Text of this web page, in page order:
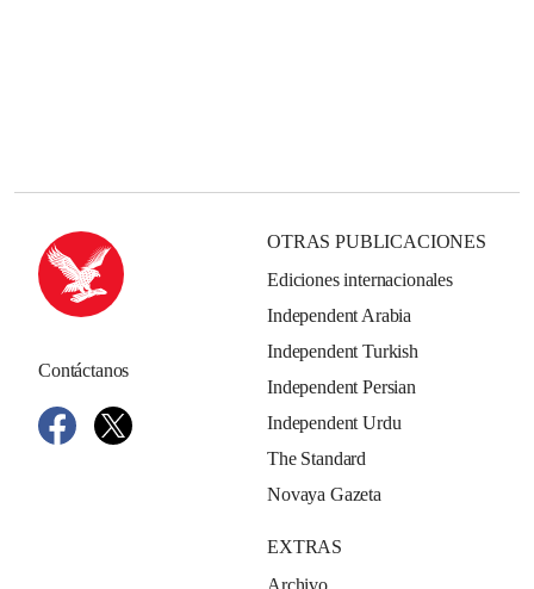
Contáctanos
OTRAS PUBLICACIONES
Ediciones internacionales
Independent Arabia
Independent Turkish
Independent Persian
Independent Urdu
The Standard
Novaya Gazeta
EXTRAS
Archivo